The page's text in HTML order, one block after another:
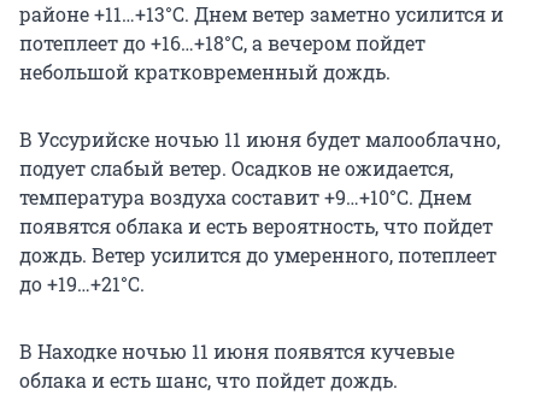
районе +11…+13°С. Днем ветер заметно усилится и
потеплеет до +16…+18°С, а вечером пойдет
небольшой кратковременный дождь.
В Уссурийске ночью 11 июня будет малооблачно,
подует слабый ветер. Осадков не ожидается,
температура воздуха составит +9…+10°С. Днем
появятся облака и есть вероятность, что пойдет
дождь. Ветер усилится до умеренного, потеплеет
до +19…+21°С.
В Находке ночью 11 июня появятся кучевые
облака и есть шанс, что пойдет дождь.